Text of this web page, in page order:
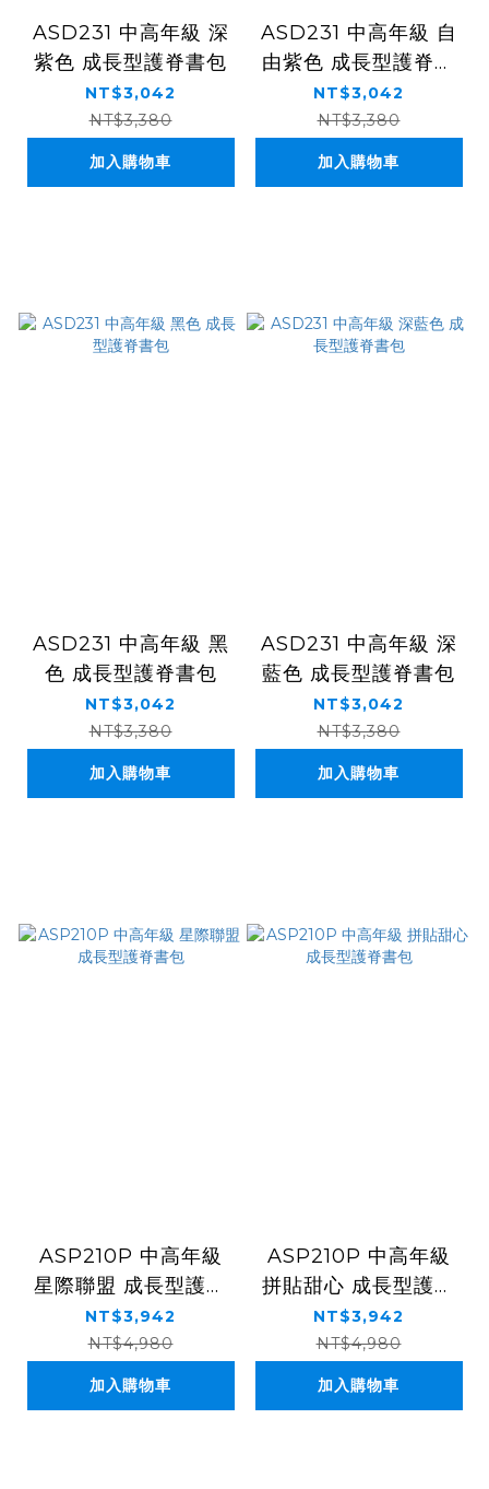
ASD231 中高年級 深
紫色 成長型護脊書包
NT$3,042
NT$3,380
加入購物車
ASD231 中高年級 自
由紫色 成長型護脊書
包
NT$3,042
NT$3,380
加入購物車
ASD231 中高年級 黑
色 成長型護脊書包
NT$3,042
NT$3,380
加入購物車
ASD231 中高年級 深
藍色 成長型護脊書包
NT$3,042
NT$3,380
加入購物車
ASP210P 中高年級
星際聯盟 成長型護脊
書包
NT$3,942
NT$4,980
加入購物車
ASP210P 中高年級
拼貼甜心 成長型護脊
書包
NT$3,942
NT$4,980
加入購物車